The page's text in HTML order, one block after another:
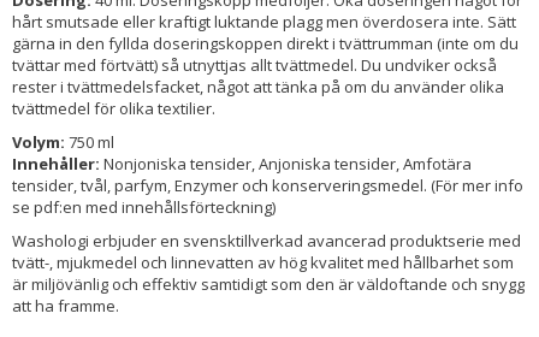
hårt smutsade eller kraftigt luktande plagg men överdosera inte. Sätt
gärna in den fyllda doseringskoppen direkt i tvättrumman (inte om du
tvättar med förtvätt) så utnyttjas allt tvättmedel. Du undviker också
rester i tvättmedelsfacket, något att tänka på om du använder olika
tvättmedel för olika textilier.
Volym: 750 ml
Innehåller: Nonjoniska tensider, Anjoniska tensider, Amfotära
tensider, tvål, parfym, Enzymer och konserveringsmedel. (För mer info
se pdf:en med innehållsförteckning)
Washologi erbjuder en svensktillverkad avancerad produktserie med
tvätt-, mjukmedel och linnevatten av hög kvalitet med hållbarhet som
är miljövänlig och effektiv samtidigt som den är väldoftande och snygg
att ha framme.